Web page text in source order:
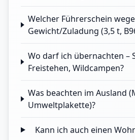
Welcher Führerschein
Gewicht/Zuladung (3,5 t,
Wo darf ich übernachten –
Freistehen, Wildcampen?
Was beachten im Ausland
Umweltplakette)?
Kann ich auch einen